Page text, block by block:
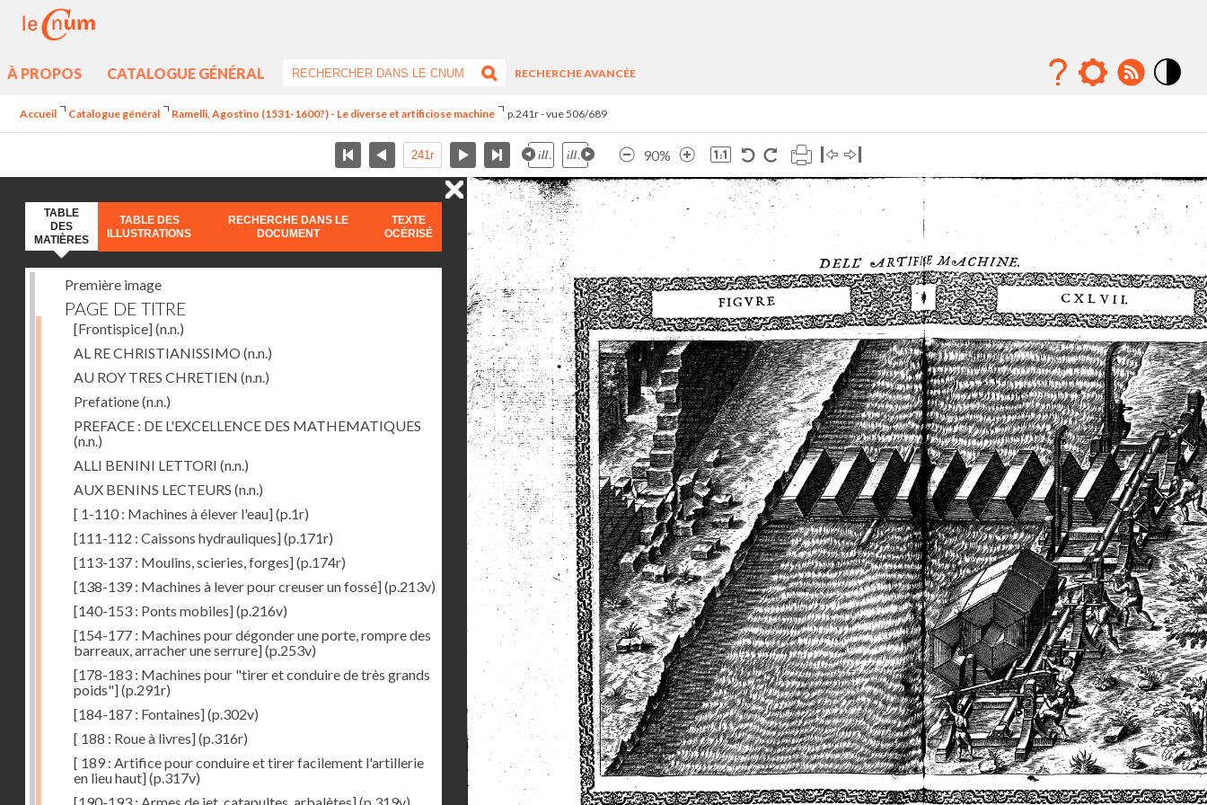
À PROPOS CATALOGUE GÉNÉRAL
RECHERCHE AVANCÉE
Accueil Catalogue général Ramelli, Agostino (1531-1600?) - Le diverse et artificiose machine p.241r - vue 506/689
90%
TABLE
DES
MATIÈRES
TABLE DES
ILLUSTRATIONS
RECHERCHE DANS LE
DOCUMENT
TEXTE
OCÉRISÉ
Première image
PAGE DE TITRE
[Frontispice](n.n.)
AL RE CHRISTIANISSIMO (n.n.)
AU ROY TRES CHRETIEN (n.n.)
Prefatione(n.n.)
PREFACE : DE L'EXCELLENCE DES MATHEMATIQUES
(n.n.)
ALLI BENINI LETTORI (n.n.)
AUX BENINS LECTEURS (n.n.)
[ 1-110 : Machines à élever l'eau](p.1r)
[111-112 : Caissons hydrauliques](p.171r)
[113-137 : Moulins, scieries, forges](p.174r)
[138-139 : Machines à lever pour creuser un fossé](p.213v)
[140-153 : Ponts mobiles](p.216v)
[154-177 : Machines pour dégonder une porte, rompre des
barreaux, arracher une serrure](p.253v)
[178-183 : Machines pour "tirer et conduire de très grands
poids"](p.291r)
[184-187 : Fontaines](p.302v)
[ 188 : Roue à livres](p.316r)
[ 189 : Artifice pour conduire et tirer facilement l'artillerie
en lieu haut](p.317v)